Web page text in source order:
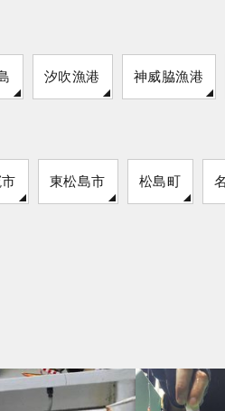
汐吹漁港 神威脇漁港
東松島市 松島町